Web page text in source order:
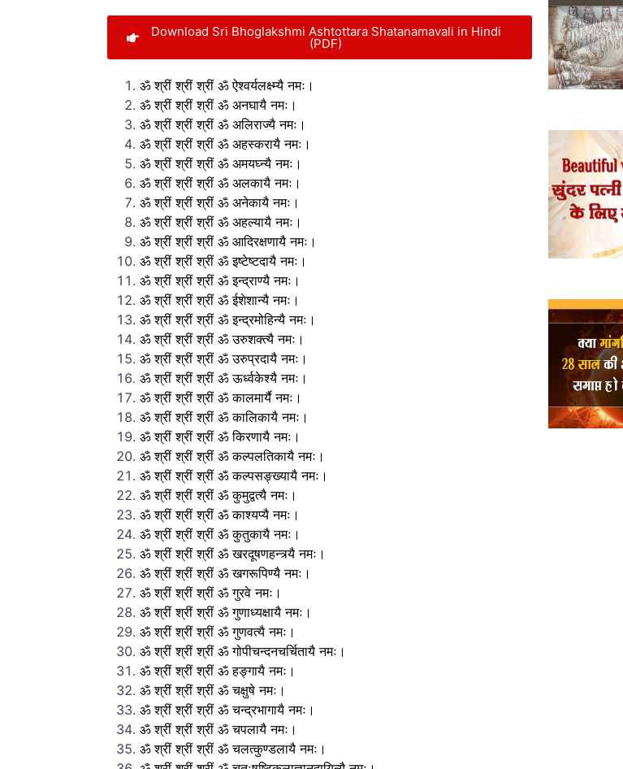
Download Sri Bhoglakshmi Ashtottara Shatanamavali in Hindi
(PDF)
ॐ श्रीं श्रीं श्रीं ॐ ऐश्वर्यलक्ष्म्यै नमः।
ॐ श्रीं श्रीं श्रीं ॐ अनघायै नमः।
ॐ श्रीं श्रीं श्रीं ॐ अलिराज्यै नमः।
ॐ श्रीं श्रीं श्रीं ॐ अहस्करायै नमः।
ॐ श्रीं श्रीं श्रीं ॐ अमयघ्न्यै नमः।
ॐ श्रीं श्रीं श्रीं ॐ अलकायै नमः।
ॐ श्रीं श्रीं श्रीं ॐ अनेकायै नमः।
ॐ श्रीं श्रीं श्रीं ॐ अहल्यायै नमः।
ॐ श्रीं श्रीं श्रीं ॐ आदिरक्षणायै नमः।
ॐ श्रीं श्रीं श्रीं ॐ इष्टेष्टदायै नमः।
ॐ श्रीं श्रीं श्रीं ॐ इन्द्राण्यै नमः।
ॐ श्रीं श्रीं श्रीं ॐ ईशेशान्यै नमः।
ॐ श्रीं श्रीं श्रीं ॐ इन्द्रमोहिन्यै नमः।
ॐ श्रीं श्रीं श्रीं ॐ उरुशक्त्यै नमः।
ॐ श्रीं श्रीं श्रीं ॐ उरुप्रदायै नमः।
ॐ श्रीं श्रीं श्रीं ॐ ऊर्ध्वकेश्यै नमः।
ॐ श्रीं श्रीं श्रीं ॐ कालमार्यै नमः।
ॐ श्रीं श्रीं श्रीं ॐ कालिकायै नमः।
ॐ श्रीं श्रीं श्रीं ॐ किरणायै नमः।
ॐ श्रीं श्रीं श्रीं ॐ कल्पलतिकायै नमः।
ॐ श्रीं श्रीं श्रीं ॐ कल्पसङ्ख्यायै नमः।
ॐ श्रीं श्रीं श्रीं ॐ कुमुद्वत्यै नमः।
ॐ श्रीं श्रीं श्रीं ॐ काश्यप्यै नमः।
ॐ श्रीं श्रीं श्रीं ॐ कुतुकायै नमः।
ॐ श्रीं श्रीं श्रीं ॐ खरदूषणहन्त्र्यै नमः।
ॐ श्रीं श्रीं श्रीं ॐ खगरूपिण्यै नमः।
ॐ श्रीं श्रीं श्रीं ॐ गुरवे नमः।
ॐ श्रीं श्रीं श्रीं ॐ गुणाध्यक्षायै नमः।
ॐ श्रीं श्रीं श्रीं ॐ गुणवत्यै नमः।
ॐ श्रीं श्रीं श्रीं ॐ गोपीचन्दनचर्चितायै नमः।
ॐ श्रीं श्रीं श्रीं ॐ हङ्गायै नमः।
ॐ श्रीं श्रीं श्रीं ॐ चक्षुषे नमः।
ॐ श्रीं श्रीं श्रीं ॐ चन्द्रभागायै नमः।
ॐ श्रीं श्रीं श्रीं ॐ चपलायै नमः।
ॐ श्रीं श्रीं श्रीं ॐ चलत्कुण्डलायै नमः।